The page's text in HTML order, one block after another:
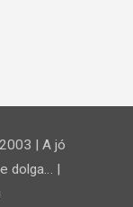
| A jó
dolga… |